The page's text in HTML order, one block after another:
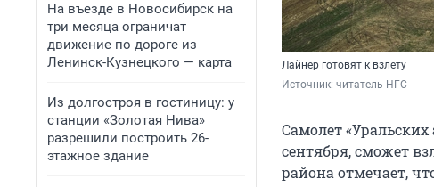
На въезде в Новосибирск на
три месяца ограничат
движение по дороге из
Ленинск-Кузнецкого — карта
Из долгостроя в гостиницу: у
станции «Золотая Нива»
разрешили построить 26-
этажное здание
Лайнер готовят к взлету
Источник: читатель НГС
Самолет
сентября, сможет
района отмечает,